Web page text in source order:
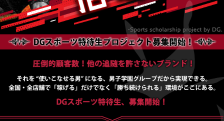
PUA'羽田
PUA'吉祥寺
PUA立川